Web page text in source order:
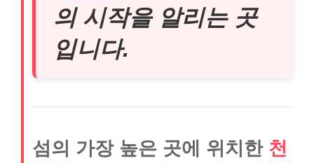
의 시작을 알리는 곳
입니다.
섬의 가장 높은 곳에 위치한 천